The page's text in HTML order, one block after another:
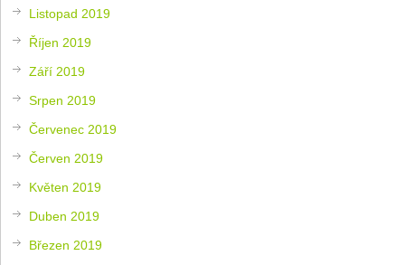
Listopad 2019
Říjen 2019
Září 2019
Srpen 2019
Červenec 2019
Červen 2019
Květen 2019
Duben 2019
Březen 2019